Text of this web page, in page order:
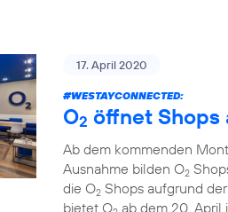
17. April 2020
#WESTAYCONNECTED:
O2 öffnet Shops
Ab dem kommenden
Ausnahme bilden O2
die O2 Shops aufgrund
bietet O ab dem 20. April